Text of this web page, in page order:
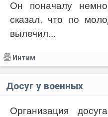
Он поначалу
сказал, что по
вылечил...
Интим
Досуг у военных
Организация